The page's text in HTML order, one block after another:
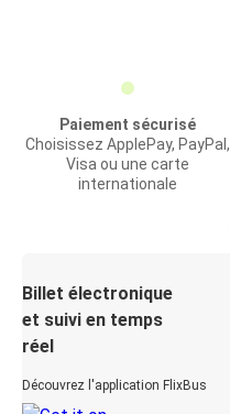
Paiement sécurisé
Choisissez ApplePay, PayPal,
Visa ou une carte
internationale
Billet électronique
et suivi en temps
réel
Découvrez l'application FlixBus